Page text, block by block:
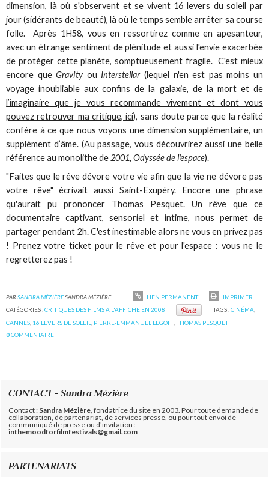
dimension, là où s'observent et se vivent 16 levers du soleil par
jour (sidérants de beauté), là où le temps semble arrêter sa course
folle. Après 1H58, vous en ressortirez comme en apesanteur,
avec un étrange sentiment de plénitude et aussi l'envie exacerbée
de protéger cette planète, somptueusement fragile. C'est mieux
encore queGravity ou Interstellar(lequel n'en est pas moins un
voyage inoubliable aux confins de la galaxie, de la mort et de
l’imaginaire que je vous recommande vivement et dont vous
pouvez retrouver ma critique, ici), sans doute parce que la réalité
confère à ce que nous voyons une dimension supplémentaire, un
supplément d’âme. (Au passage, vous découvrirez aussi une belle
référence au monolithe de 2001, Odyssée de l'espace).
"Faites que le rêve dévore votre vie afin que la vie ne dévore pas
votre rêve" écrivait aussi Saint-Exupéry. Encore une phrase
qu'aurait pu prononcer Thomas Pesquet. Un rêve que ce
documentaire captivant, sensoriel et intime, nous permet de
partager pendant 2h. C'est inestimable alors ne vous en privez pas
! Prenez votre ticket pour le rêve et pour l'espace : vous ne le
regretterez pas !
PARSANDRA MÉZIÈRESANDRA MÉZIÈRE LIEN PERMANENT
IMPRIMER
CATÉGORIES :CRITIQUES DES FILMS A L'AFFICHE EN 2008 TAGS :CINÉMA
CANNES 16 LEVERS DE SOLEIL PIERRE-EMMANUEL LEGOFF,THOMAS PESQUET
0COMMENTAIRE
CONTACT - Sandra Mézière
Contact : Sandra Mézière , fondatrice du site en 2003. Pour toute demande de
collaboration, de partenariat, de services presse, ou pour tout envoi de
communiqué de presse ou d'invitation :
inthemoodforfilmfestivals@gmail.com
PARTENARIATS